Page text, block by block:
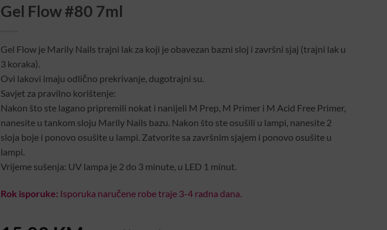
Gel Flow #80 7ml
Gel Flow je Marily Nails trajni lak za koji je obavezan bazni sloj i završni sjaj (trajni lak u
3 koraka).
Ovi lakovi imaju odlično prekrivanje, dugotrajni su.
Savjet za pravilno korištenje:
Nakon što ste lagano pripremili nokat i nanijeli M Prep, M Primer i M Acid Free Primer,
nanesite u tankom sloju Marily Nails bazu. Nakon što ste osušili u lampi, nanesite 2
sloja boje i ponovo osušite u lampi. Zatvorite sa završnim sjajem i ponovo osušite u
lampi.
Vrijeme sušenja: UV lampa je 2 do 3 minute, u LED 1 minut.
Rok isporuke: Isporuka naručene robe traje 3-4 radna dana.